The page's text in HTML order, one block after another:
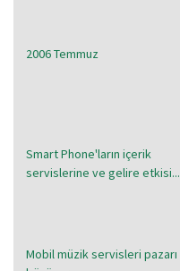
2006 Temmuz
Smart Phone'ların içerik
servislerine ve gelire etkisi...
Mobil müzik servisleri pazarı